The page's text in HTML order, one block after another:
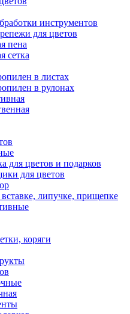
инструментов
для цветов
пена
сетка
в листах
в рулонах
для цветов и подарков
для цветов
липучке, прищепке
коряги